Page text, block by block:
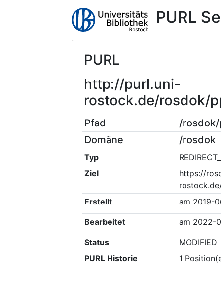
PURL
PURL
http://purl.uni-
rostock.de/rosdok/
Pfad
/
Domäne
/rosdok
Typ
Ziel
https://
Erstellt
am 2019-
Bearbeitet am 2022-
Status
MODIFIED
PURL Historie
1